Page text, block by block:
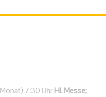
7:30 UhrHl. Messe;